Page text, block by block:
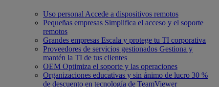
Uso personal Accede a dispositivos remotos
Pequeñas empresas Simplifica el acceso y el soporte
remotos
Grandes empresas Escala y protege tu TI corporativa
Proveedores de servicios gestionados Gestiona y
mantén la TI de tus clientes
OEM Optimiza el soporte y las operaciones
Organizaciones educativas y sin ánimo de lucro 30 %
de descuento en tecnología de TeamViewer